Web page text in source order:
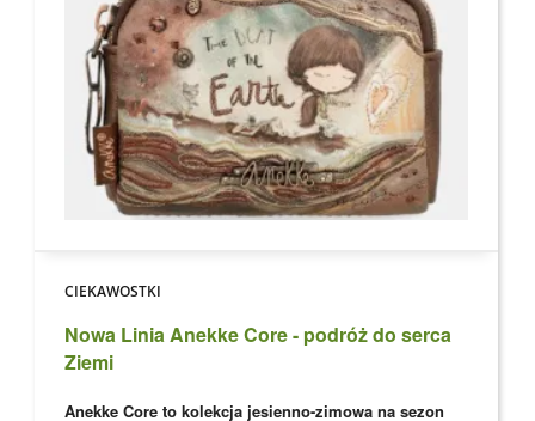
CIEKAWOSTKI
Nowa Linia Anekke Core - podróż do serca
Ziemi
Anekke Core to kolekcja jesienno-zimowa na sezon